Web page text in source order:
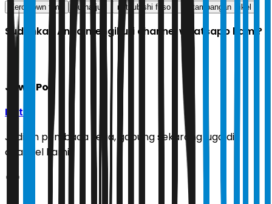
Zero down time purna jual mitsubishi fuso Pertambangan Nikel
Sudahkah Anda mengikuti channel whatsapp kami?
Jawa Pos
Ikuti
Jadilah pembaca setia, gabung sekarang juga di
channel kami!